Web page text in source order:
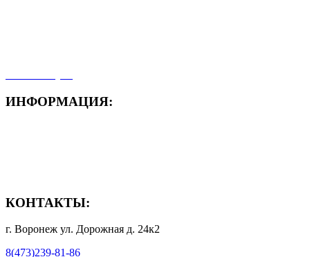
ИНФОРМАЦИЯ:
КОНТАКТЫ:
г. Воронеж ул. Дорожная д. 24к2
8(473)239-81-86